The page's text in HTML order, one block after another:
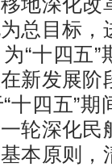
地深化改
总目标，
“十四五”
新发展阶
十四五”期
轮深化民
本原则，